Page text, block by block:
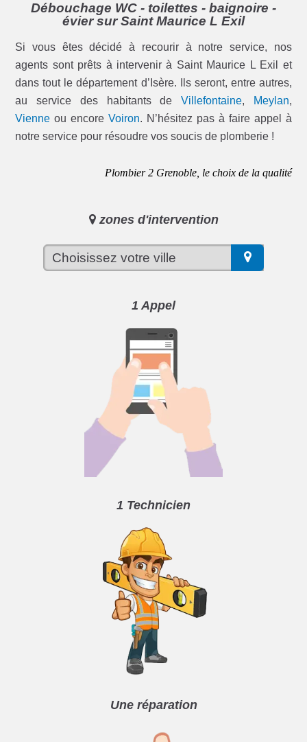
Débouchage WC - toilettes - baignoire -
évier sur Saint Maurice L Exil
Si vous êtes décidé à recourir à notre service, nos
agents sont prêts à intervenir à Saint Maurice L Exil et
dans tout le département d’Isère. Ils seront, entre autres,
au service des habitants de Villefontaine, Meylan,
Vienne ou encoreVoiron. N’hésitez pas à faire appel à
notre service pour résoudre vos soucis de plomberie !
Plombier 2 Grenoble, le choix de la qualité
zones d'intervention
1 Appel
1 Technicien
Une réparation